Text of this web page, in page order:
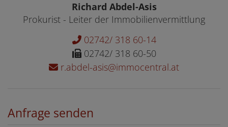
Richard Abdel-Asis
Prokurist - Leiter der Immobilienvermittlung
02742/ 318 60-14
02742/ 318 60-50
r.abdel-asis@immocentral.at
Anfrage senden